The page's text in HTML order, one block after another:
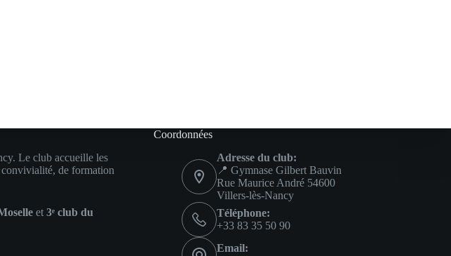
Le club accueille les
convivialité, de formation
et 3ᵉ club du
Coordonnées
Adresse du club:
📍 Gymnase Gilbert Bauvin
Rue Maurice André 54600
Villers-lès-Nancy
Téléphone:
+33 83 35 50 90
Email: